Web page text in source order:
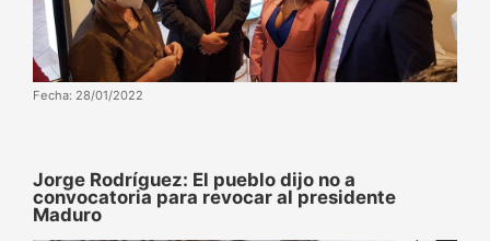
Fecha: 28/01/2022
Jorge Rodríguez: El pueblo dijo no a
convocatoria para revocar al presidente
Maduro